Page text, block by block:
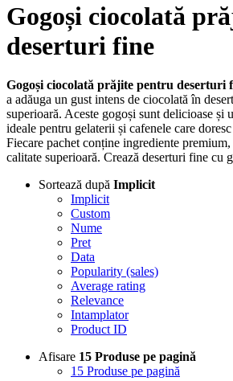
Gogoși ciocolată
deserturi fine
Gogoși ciocolată prăjite pentru deserturi
a adăuga un gust intens de ciocolată în
superioară. Aceste gogoși sunt delicioase și
ideale pentru gelaterii și cafenele care
Fiecare pachet conține ingrediente
calitate superioară. Crează deserturi fine cu
Sortează după Implicit
Implicit
Custom
Nume
Pret
Data
Popularity (sales)
Average rating
Relevance
Intamplator
Product ID
Afisare 15 Produse pe pagină
15 Produse pe pagină